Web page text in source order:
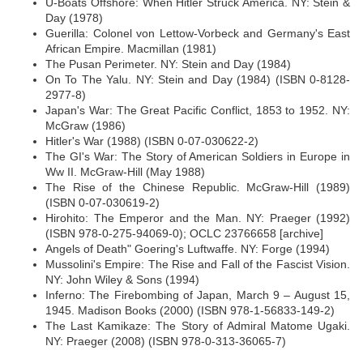
Day (1978)
Guerilla: Colonel von Lettow-Vorbeck and Germany's East
African Empire. Macmillan (1981)
The Pusan Perimeter. NY: Stein and Day (1984)
On To The Yalu. NY: Stein and Day (1984) (ISBN 0-8128-
2977-8)
Japan's War: The Great Pacific Conflict, 1853 to 1952. NY:
McGraw (1986)
Hitler's War (1988) (ISBN 0-07-030622-2)
The GI's War: The Story of American Soldiers in Europe in
Ww II. McGraw-Hill (May 1988)
The Rise of the Chinese Republic. McGraw-Hill (1989)
(ISBN 0-07-030619-2)
Hirohito: The Emperor and the Man. NY: Praeger (1992)
(ISBN 978-0-275-94069-0); OCLC 23766658 [archive]
Angels of Death" Goering's Luftwaffe. NY: Forge (1994)
Mussolini's Empire: The Rise and Fall of the Fascist Vision.
NY: John Wiley & Sons (1994)
Inferno: The Firebombing of Japan, March 9 – August 15,
1945. Madison Books (2000) (ISBN 978-1-56833-149-2)
The Last Kamikaze: The Story of Admiral Matome Ugaki.
NY: Praeger (2008) (ISBN 978-0-313-36065-7)